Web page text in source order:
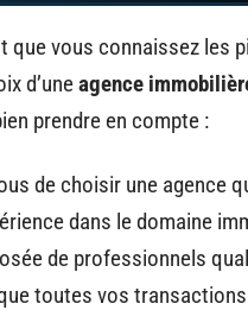
que vous connaissez les
d’uneagence
prendre en compte :
de choisir une agence
dans le domaine
de professionnels
toutes vos